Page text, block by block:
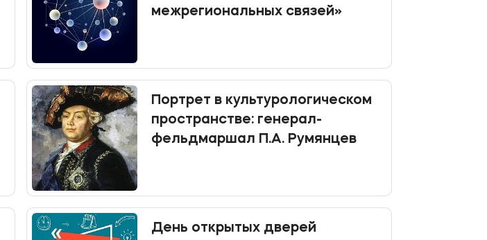
межрегиональных связей»
Портрет в культурологическом
пространстве: генерал-
фельдмаршал П.А. Румянцев
День открытых дверей